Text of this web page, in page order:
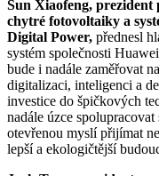
Sun Xiaofeng,
chytré fotovoltaiky a
Digital Power, přednesl
systém společnosti
bude i nadále zaměřovat
digitalizaci, inteligenci a
investice do špičkových
nadále úzce
otevřenou myslí přijímat
lepší a ekologičtější